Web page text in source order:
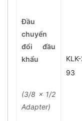
Đầu
chuyển
đổi đầu
khẩu
(3/8 x 1/2
Adapter)
93